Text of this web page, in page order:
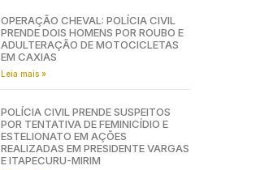
OPERAÇÃO CHEVAL: POLÍCIA CIVIL
PRENDE DOIS HOMENS POR ROUBO E
ADULTERAÇÃO DE MOTOCICLETAS
EM CAXIAS
Leia mais »
POLÍCIA CIVIL PRENDE SUSPEITOS
POR TENTATIVA DE FEMINICÍDIO E
ESTELIONATO EM AÇÕES
REALIZADAS EM PRESIDENTE VARGAS
E ITAPECURU-MIRIM